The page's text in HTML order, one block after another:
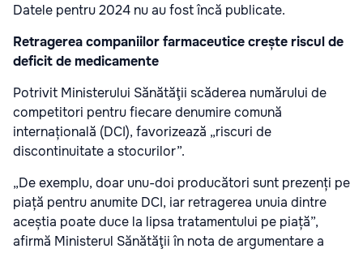
Datele pentru 2024 nu au fost încă publicate.
Retragerea companiilor farmaceutice crește riscul de
deficit de medicamente
Potrivit Ministerului Sănătăţii scăderea numărului de
competitori pentru fiecare denumire comună
internațională (DCI), favorizează „riscuri de
discontinuitate a stocurilor”.
„De exemplu, doar unu-doi producători sunt prezenți pe
piață pentru anumite DCI, iar retragerea unuia dintre
aceștia poate duce la lipsa tratamentului pe piață”,
afirmă Ministerul Sănătăţii în nota de argumentare a